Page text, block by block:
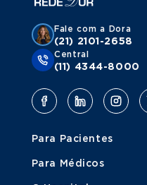
Fale com a Dora
(21) 2101-2658
Central
(11) 4344-8000
Para Pacientes
Para Médicos